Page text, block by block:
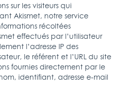
sur les visiteurs qui
Akismet, notre service
récoltées
effectués par l’utilisateur
l’adresse IP des
le référent et l’URL du site
fournies directement par le
identifiant, adresse e-mail